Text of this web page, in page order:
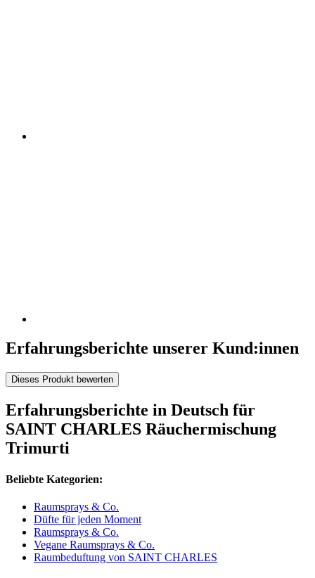
Erfahrungsberichte unserer Kund:innen
Dieses Produkt bewerten
Erfahrungsberichte in Deutsch für
SAINT CHARLES Räuchermischung
Trimurti
Beliebte Kategorien:
Raumsprays & Co.
Düfte für jeden Moment
Raumsprays & Co.
Vegane Raumsprays & Co.
Raumbeduftung von SAINT CHARLES